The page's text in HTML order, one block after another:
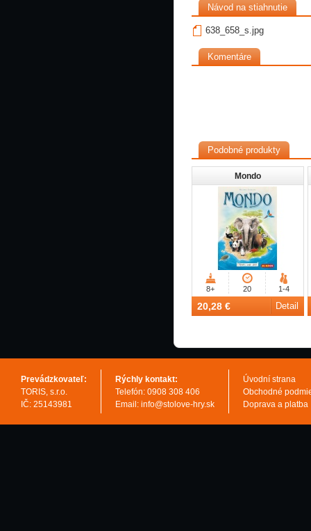
Návod na stiahnutie
638_658_s.jpg
Komentáre
Podobné produkty
Mondo
8+ 20 1-4
20,28 € Detail
Prevádzkovateľ:
TORIS, s.r.o.
IČ: 25143981
Rýchly kontakt:
Telefón: 0908 308 406
Email: info@stolove-hry.sk
Úvodní strana
Obchodné
Doprava a platba